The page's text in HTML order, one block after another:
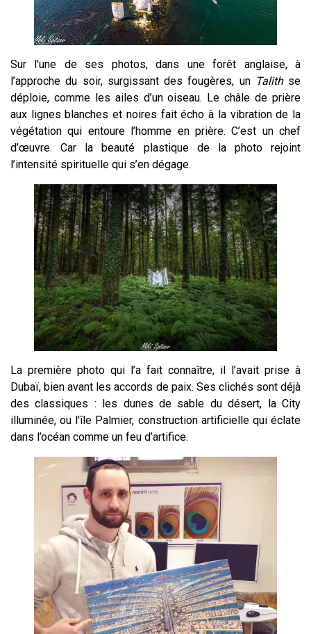
Sur l'une de ses photos, dans une forêt anglaise, à
l’approche du soir, surgissant des fougères, un Talithse
déploie, comme les ailes d’un oiseau. Le châle de prière
aux lignes blanches et noires fait écho à la vibration de la
végétation qui entoure l’homme en prière. C’est un chef
d’œuvre. Car la beauté plastique de la photo rejoint
l’intensité spirituelle qui s’en dégage.
La première photo qui l’a fait connaître, il l’avait prise à
Dubaï, bien avant les accords de paix. Ses clichés sont déjà
des classiques : les dunes de sable du désert, la City
illuminée, ou l'île Palmier, construction artificielle qui éclate
dans l’océan comme un feu d’artifice.